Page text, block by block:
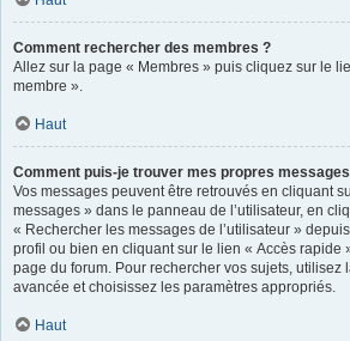
Comment rechercher des membres ?
Allez sur la page « Membres » puis cliquez sur le
membre ».
Haut
Comment puis-je trouver mes propres
Vos messages peuvent être retrouvés en cliquant
messages » dans le panneau de l’utilisateur, en
« Rechercher les messages de l’utilisateur »
profil ou bien en cliquant sur le lien « Accès rapide
page du forum. Pour rechercher vos sujets, utilisez
avancée et choisissez les paramètres appropriés.
Haut